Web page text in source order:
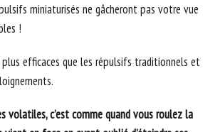
miniaturisés ne gâcheront pas votre vue
!
efficaces que les répulsifs traditionnels et
volatiles, c’est comme quand vous roulez la